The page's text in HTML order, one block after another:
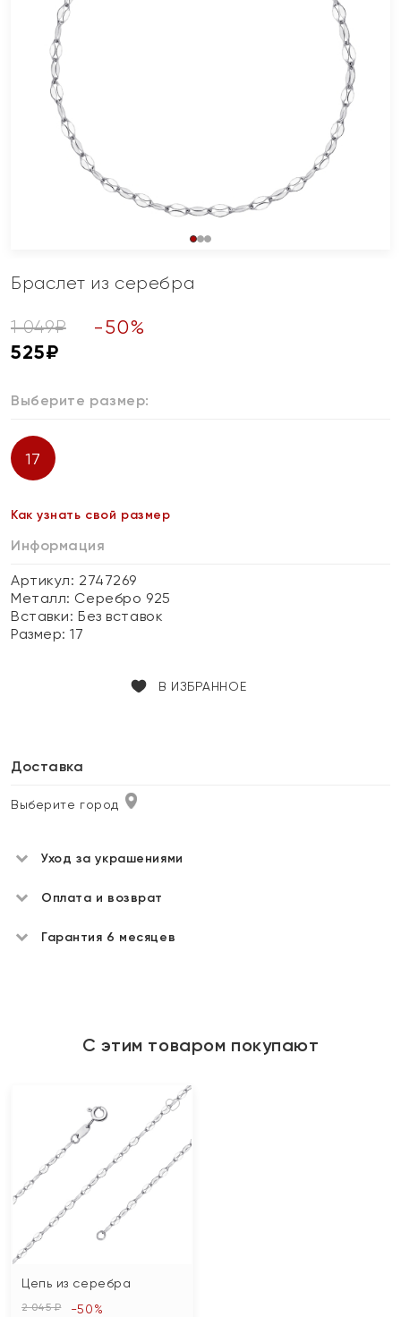
Браслет из серебра
1 049₽ -50%
525₽
Выберите размер:
17
Как узнать свой размер
Информация
Артикул: 2747269
Металл: Серебро 925
Вставки:Без вставок
Размер:17
В ИЗБРАННОЕ
Доставка
Выберите город
Уход за украшениями
Оплата и возврат
Гарантия 6 месяцев
С этим товаром покупают
Цепь из серебра
2 045 ₽ -50%